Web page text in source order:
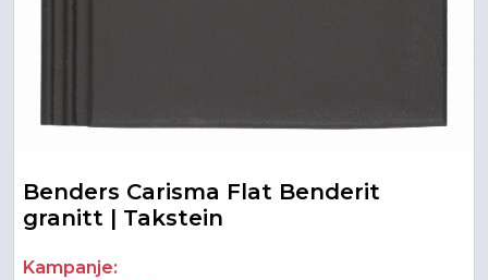
Benders Carisma Flat Benderit
granitt | Takstein
Kampanje: